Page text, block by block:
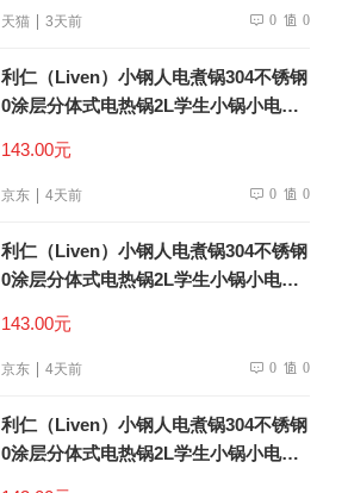
天猫 3天前 0 0
利仁（Liven）小钢人电煮锅304不锈钢
0涂层分体式电热锅2L学生小锅小电锅
143.00元
京东 4天前 0 0
利仁（Liven）小钢人电煮锅304不锈钢
0涂层分体式电热锅2L学生小锅小电锅
143.00元
京东 4天前 0 0
利仁（Liven）小钢人电煮锅304不锈钢
0涂层分体式电热锅2L学生小锅小电锅